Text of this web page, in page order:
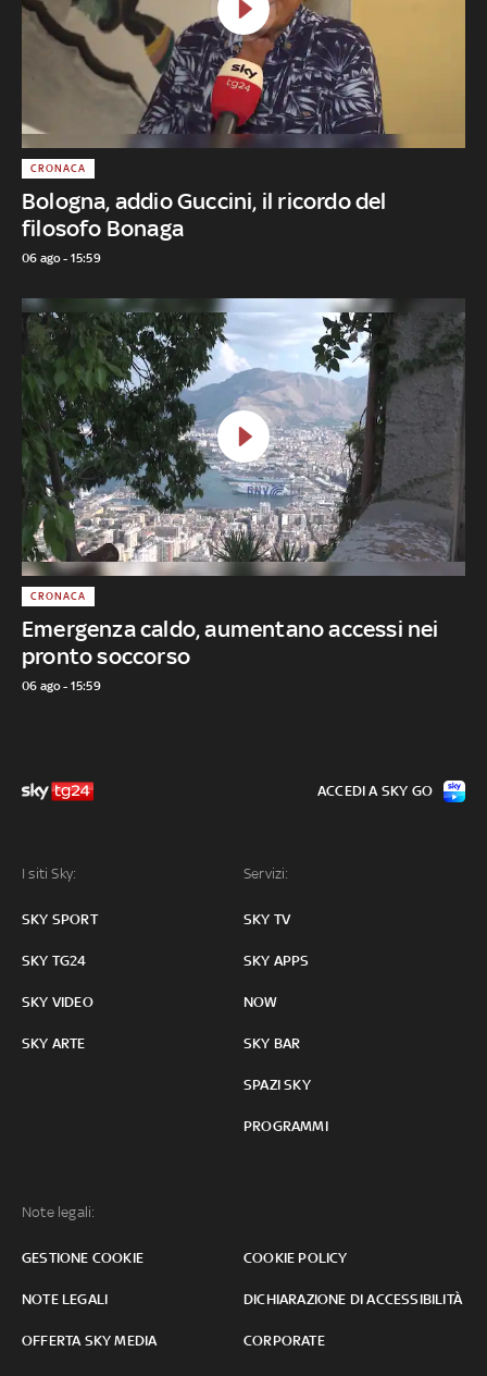
Bologna, addio Guccini, il ricordo del
filosofo Bonaga
CRONACA
06 ago - 15:59
Emergenza caldo, aumentano accessi nei
pronto soccorso
CRONACA
06 ago - 15:59
I siti Sky:
SKY SPORT
SKY TG24
SKY VIDEO
SKY ARTE
Servizi:
SKY TV
SKY APPS
NOW
SKY BAR
SPAZI SKY
PROGRAMMI
Note legali:
GESTIONE COOKIE COOKIE POLICY
NOTE LEGALI DICHIARAZIONE DI ACCESSIBILITÀ
OFFERTA SKY MEDIA CORPORATE
ACCEDI A SKY GO